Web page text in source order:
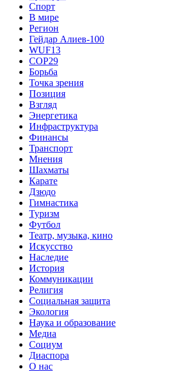
Спорт
В мире
Регион
Гейдар Алиев-100
WUF13
COP29
Борьба
Точка зрения
Позиция
Взгляд
Энергетика
Инфраструктура
Финансы
Транспорт
Мнения
Шахматы
Карате
Дзюдо
Гимнастика
Туризм
Футбол
Театр, музыка, кино
Искусство
Наследие
История
Коммуникации
Религия
Социальная защита
Экология
Наука и образование
Медиа
Социум
Диаспора
О нас